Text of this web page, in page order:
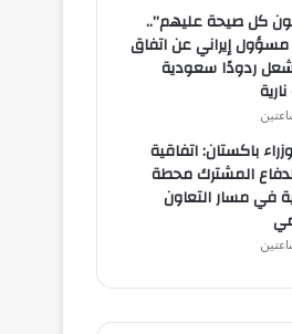
كل صيحة عليهم”..
مسؤول إيراني عن اتفاق
ردودًا سعودية
باكستان: اتفاقية
المشترك محطة
في مسار التعاون